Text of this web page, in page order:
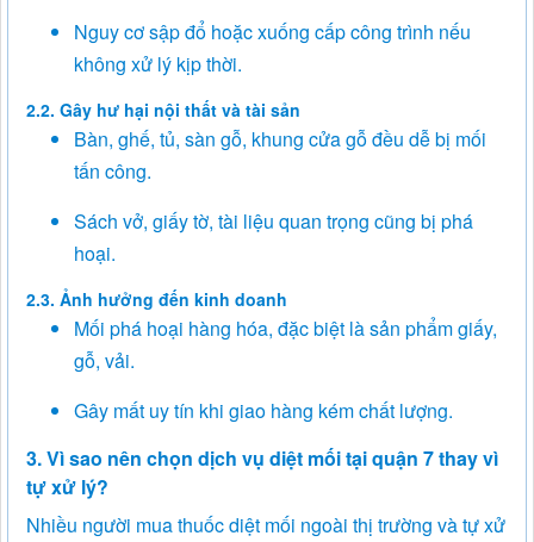
Nguy cơ sập đổ hoặc xuống cấp công trình nếu
không xử lý kịp thời.
2.2. Gây hư hại nội thất và tài sản
Bàn, ghế, tủ, sàn gỗ, khung cửa gỗ đều dễ bị mối
tấn công.
Sách vở, giấy tờ, tài liệu quan trọng cũng bị phá
hoại.
2.3. Ảnh hưởng đến kinh doanh
Mối phá hoại hàng hóa, đặc biệt là sản phẩm giấy,
gỗ, vải.
Gây mất uy tín khi giao hàng kém chất lượng.
3. Vì sao nên chọn dịch vụ diệt mối tại quận 7thay vì
tự xử lý?
Nhiều người mua thuốc diệt mối ngoài thị trường và tự xử